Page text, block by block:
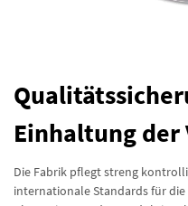
Einhaltung der
Die Fabrik pflegt streng
internationale Standards für